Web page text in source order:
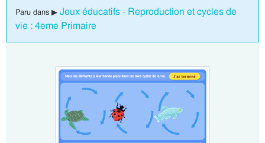
Paru dans ▶ Jeux éducatifs - Reproduction et cycles de
vie : 4eme Primaire